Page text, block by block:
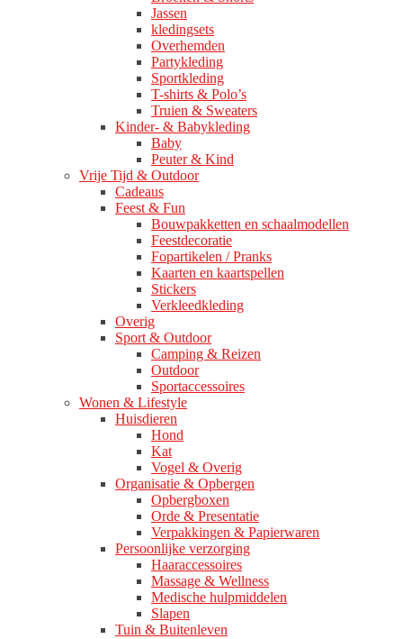
Jassen
kledingsets
Overhemden
Partykleding
Sportkleding
T-shirts & Polo’s
Truien & Sweaters
Kinder- & Babykleding
Baby
Peuter & Kind
Vrije Tijd & Outdoor
Cadeaus
Feest & Fun
Bouwpakketten en schaalmodellen
Feestdecoratie
Fopartikelen / Pranks
Kaarten en kaartspellen
Stickers
Verkleedkleding
Overig
Sport & Outdoor
Camping & Reizen
Outdoor
Sportaccessoires
Wonen & Lifestyle
Huisdieren
Hond
Kat
Vogel & Overig
Organisatie & Opbergen
Opbergboxen
Orde & Presentatie
Verpakkingen & Papierwaren
Persoonlijke verzorging
Haaraccessoires
Massage & Wellness
Medische hulpmiddelen
Slapen
Tuin & Buitenleven